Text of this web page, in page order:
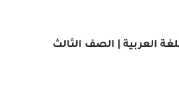
العربية | الصف الثالث